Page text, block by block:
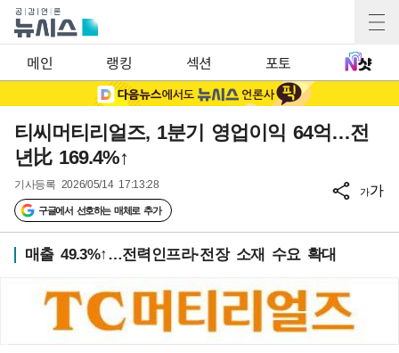
메인 랭킹 섹션 포토
티씨머티리얼즈, 1분기 영업이익 64억…전
년比 169.4%↑
기사등록 2026/05/14 17:13:28
구글에서 선호하는 매체로 추가
가가
매출 49.3%↑…전력인프라·전장 소재 수요 확대